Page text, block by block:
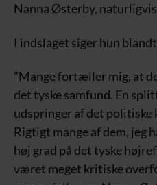
Nanna Østerby,
I indslaget siger hun
”Mange fortæller mig, at
det tyske samfund. En
udspringer af det
Rigtigt mange af dem, jeg
høj grad på det tyske
været meget kritiske